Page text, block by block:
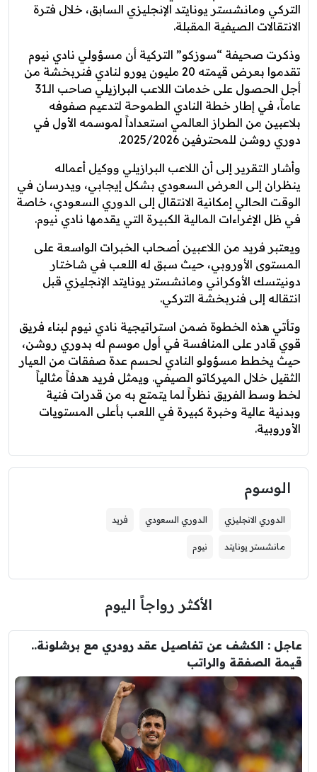
التركي ومانشستر يونايتد الإنجليزي السابق، خلال فترة
الانتقالات الصيفية المقبلة.
وذكرت صحيفة “سوزكو” التركية أن مسؤولي نادي نيوم
تقدموا بعرض قيمته 20 مليون يورو لنادي فنربخشة من
أجل الحصول على خدمات اللاعب البرازيلي صاحب الـ31
عاماً، في إطار خطة النادي الطموحة لتدعيم صفوفه
بلاعبين من الطراز العالمي استعداداً لموسمه الأول في
دوري روشن للمحترفين 2025/2026.
وأشار التقرير إلى أن اللاعب البرازيلي ووكيل أعماله
ينظران إلى العرض السعودي بشكل إيجابي، ويدرسان في
الوقت الحالي إمكانية الانتقال إلى الدوري السعودي، خاصة
في ظل الإغراءات المالية الكبيرة التي يقدمها نادي نيوم.
ويعتبر فريد من اللاعبين أصحاب الخبرات الواسعة على
المستوى الأوروبي، حيث سبق له اللعب في شاختار
دونيتسك الأوكراني ومانشستر يونايتد الإنجليزي قبل
انتقاله إلى فنربخشة التركي.
وتأتي هذه الخطوة ضمن استراتيجية نادي نيوم لبناء فريق
قوي قادر على المنافسة في أول موسم له بدوري روشن،
حيث يخطط مسؤولو النادي لحسم عدة صفقات من العيار
الثقيل خلال الميركاتو الصيفي. ويمثل فريد هدفاً مثالياً
لخط وسط الفريق نظراً لما يتمتع به من قدرات فنية
وبدنية عالية وخبرة كبيرة في اللعب بأعلى المستويات
الأوروبية.
الوسوم
الدوري الانجليزي الدوري السعودي فريد
مانشستر يونايتد نيوم
الأكثر رواجاً اليوم
عاجل : الكشف عن تفاصيل عقد رودري مع برشلونة..
قيمة الصفقة والراتب